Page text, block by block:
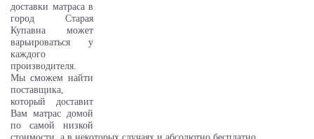
доставки матраса в
город Старая
Купавна
может
варьироваться у
каждого
производителя.
Мы сможем найти
поставщика,
который доставит
Вам матрас домой
по самой низкой